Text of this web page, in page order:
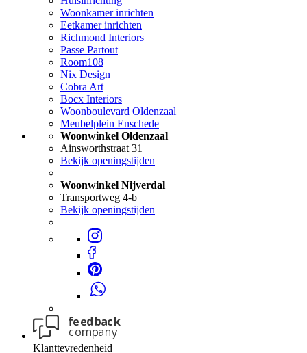
Woonkamer inrichten
Eetkamer inrichten
Richmond Interiors
Passe Partout
Room108
Nix Design
Cobra Art
Bocx Interiors
Woonboulevard Oldenzaal
Meubelplein Enschede
Woonwinkel Oldenzaal
Ainsworthstraat 31
Bekijk openingstijden
Woonwinkel Nijverdal
Transportweg 4-b
Bekijk openingstijden
Klanttevredenheid